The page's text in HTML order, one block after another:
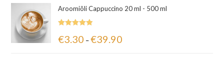
Aroomiõli Cappuccino 20 ml - 500 ml
5.00/ 5
€3.30 – €39.90